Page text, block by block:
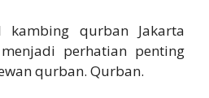
qurban Jakarta
perhatian penting
qurban. Qurban.